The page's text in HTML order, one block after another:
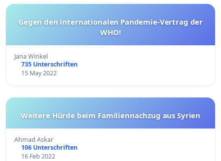
Gegen den internationalen Pandemie-Vertrag der
WHO!
Jana Winkel
735 Unterschriften
15 May 2022
Weitere Hürde beim Familiennachzug aus Syrien
Ahmad Askar
106 Unterschriften
16 Feb 2022